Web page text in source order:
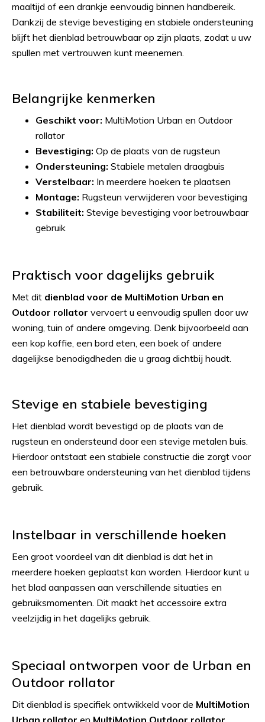
maaltijd of een drankje eenvoudig binnen handbereik.
Dankzij de stevige bevestiging en stabiele ondersteuning
blijft het dienblad betrouwbaar op zijn plaats, zodat u uw
spullen met vertrouwen kunt meenemen.
Belangrijke kenmerken
Geschikt voor: MultiMotion Urban en Outdoor
rollator
Bevestiging: Op de plaats van de rugsteun
Ondersteuning: Stabiele metalen draagbuis
Verstelbaar: In meerdere hoeken te plaatsen
Montage: Rugsteun verwijderen voor bevestiging
Stabiliteit: Stevige bevestiging voor betrouwbaar
gebruik
Praktisch voor dagelijks gebruik
Met dit dienblad voor de MultiMotion Urban en
Outdoor rollator vervoert u eenvoudig spullen door uw
woning, tuin of andere omgeving. Denk bijvoorbeeld aan
een kop koffie, een bord eten, een boek of andere
dagelijkse benodigdheden die u graag dichtbij houdt.
Stevige en stabiele bevestiging
Het dienblad wordt bevestigd op de plaats van de
rugsteun en ondersteund door een stevige metalen buis.
Hierdoor ontstaat een stabiele constructie die zorgt voor
een betrouwbare ondersteuning van het dienblad tijdens
gebruik.
Instelbaar in verschillende hoeken
Een groot voordeel van dit dienblad is dat het in
meerdere hoeken geplaatst kan worden. Hierdoor kunt u
het blad aanpassen aan verschillende situaties en
gebruiksmomenten. Dit maakt het accessoire extra
veelzijdig in het dagelijks gebruik.
Speciaal ontworpen voor de Urban en
Outdoor rollator
Dit dienblad is specifiek ontwikkeld voor de MultiMotion
Urban rollator en MultiMotion Outdoor rollator